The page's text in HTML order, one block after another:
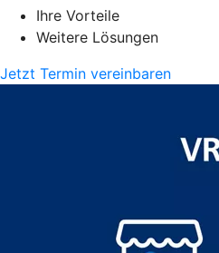
Ihre Vorteile
Weitere Lösungen
Jetzt Termin vereinbaren